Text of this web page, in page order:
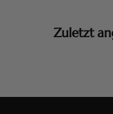
Zuletzt